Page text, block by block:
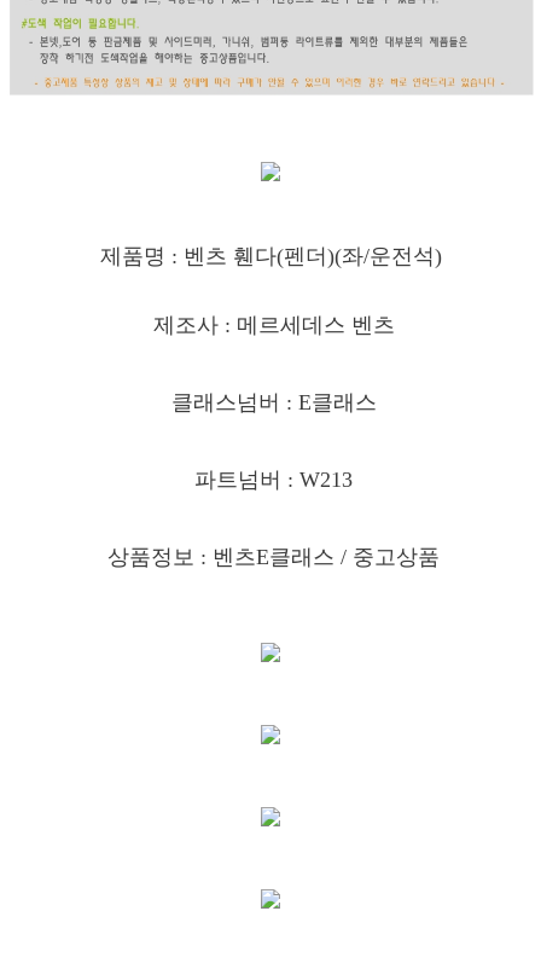
제품명 : 벤츠 휀다(펜더)(좌/운전석)
제조사 : 메르세데스 벤츠
클래스넘버 : E클래스
파트넘버 : W213
상품정보 : 벤츠E클래스 / 중고상품